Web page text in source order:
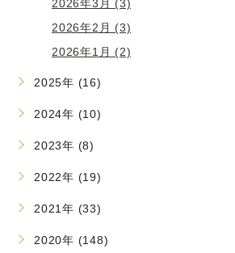
2026年3月 (3)
2026年2月 (3)
2026年1月 (2)
2025年 (16)
2024年 (10)
2023年 (8)
2022年 (19)
2021年 (33)
2020年 (148)